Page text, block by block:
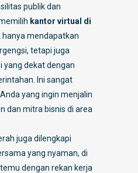
publik dan
kantor virtual di
hanya mendapatkan
tetapi juga
yang dekat dengan
Ini sangat
yang ingin menjalin
dan mitra bisnis di area
juga dilengkapi
yang nyaman, di
dengan rekan kerja